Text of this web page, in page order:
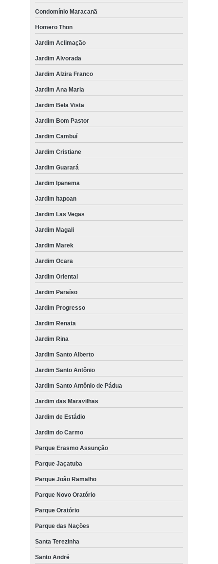
Condomínio Maracanã
Homero Thon
Jardim Aclimação
Jardim Alvorada
Jardim Alzira Franco
Jardim Ana Maria
Jardim Bela Vista
Jardim Bom Pastor
Jardim Cambuí
Jardim Cristiane
Jardim Guarará
Jardim Ipanema
Jardim Itapoan
Jardim Las Vegas
Jardim Magali
Jardim Marek
Jardim Ocara
Jardim Oriental
Jardim Paraíso
Jardim Progresso
Jardim Renata
Jardim Rina
Jardim Santo Alberto
Jardim Santo Antônio
Jardim Santo Antônio de Pádua
Jardim das Maravilhas
Jardim de Estádio
Jardim do Carmo
Parque Erasmo Assunção
Parque Jaçatuba
Parque João Ramalho
Parque Novo Oratório
Parque Oratório
Parque das Nações
Santa Terezinha
Santo André